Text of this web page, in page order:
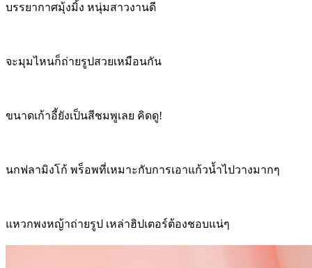
บรรยากาศมุ้งมิ้ง หนุ่มสาวงานดี
จะมุมไหนก็ถ่ายรูปสวยเหมือนกัน
ขนาดเก้าอี้ยังเป็นสีชมพูเลย คิดดู!
นกฟลามิงโก้ พร็อพที่เหมาะกับการเอาแก้วน้ำไปวางมากๆ
แหวกพงหญ้าถ่ายรูป เหล่าฮิปเตอร์ต้องชอบแน่ๆ